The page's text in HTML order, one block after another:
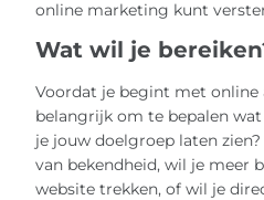
online marketing kunt
Wat wil je
Voordat je begint met online
belangrijk om te bepalen
je jouw doelgroep laten
van bekendheid, wil je meer
website trekken, of wil je